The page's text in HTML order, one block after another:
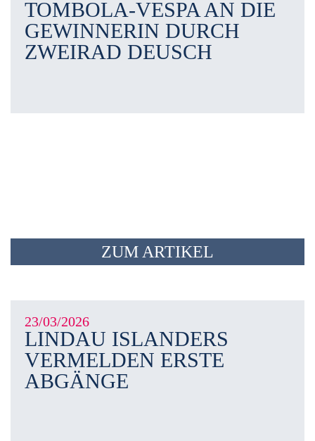
TOMBOLA-VESPA AN DIE
GEWINNERIN DURCH
ZWEIRAD DEUSCH
ZUM ARTIKEL
23/03/2026
LINDAU ISLANDERS
VERMELDEN ERSTE
ABGÄNGE